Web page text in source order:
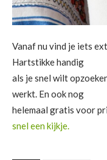
Vanaf nu vind je iets
Hartstikke handig
als je snel wilt
werkt. En ook nog
helemaal gratis voor
snel een kijkje.